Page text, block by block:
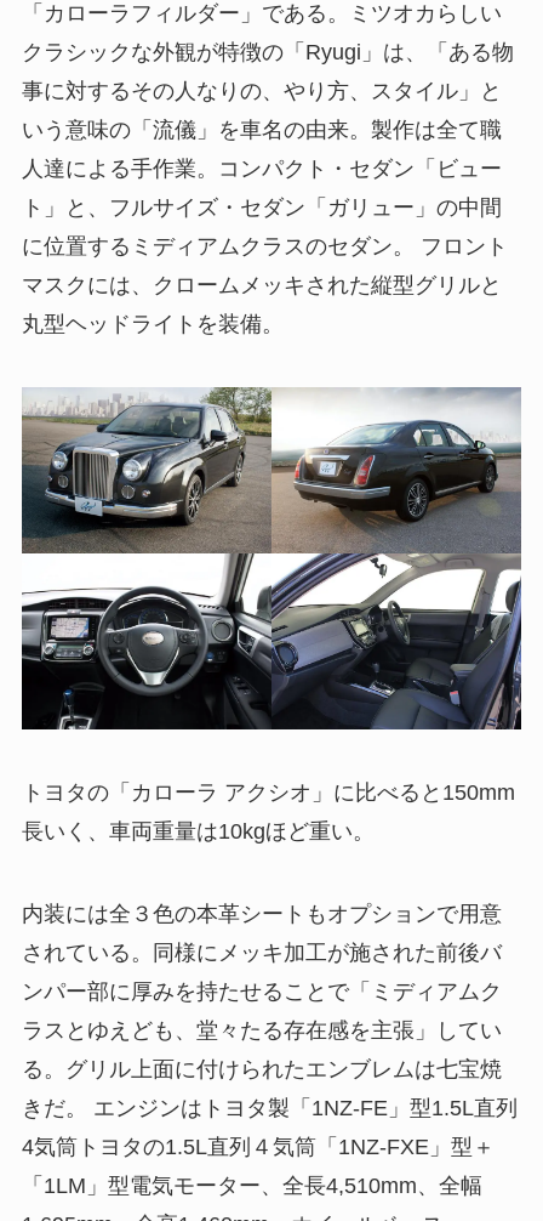
「カローラフィルダー」である。ミツオカらしい
クラシックな外観が特徴の「Ryugi」は、「ある物
事に対するその人なりの、やり方、スタイル」と
いう意味の「流儀」を車名の由来。製作は全て職
人達による手作業。コンパクト・セダン「ビュー
ト」と、フルサイズ・セダン「ガリュー」の中間
に位置するミディアムクラスのセダン。 フロント
マスクには、クロームメッキされた縦型グリルと
丸型ヘッドライトを装備。
トヨタの「カローラ アクシオ」に比べると150mm
長いく、車両重量は10kgほど重い。
内装には全３色の本革シートもオプションで用意
されている。同様にメッキ加工が施された前後バ
ンパー部に厚みを持たせることで「ミディアムク
ラスとゆえども、堂々たる存在感を主張」してい
る。グリル上面に付けられたエンブレムは七宝焼
きだ。 エンジンはトヨタ製「1NZ-FE」型1.5L直列
4気筒トヨタの1.5L直列４気筒「1NZ-FXE」型＋
「1LM」型電気モーター、全長4,510mm、全幅